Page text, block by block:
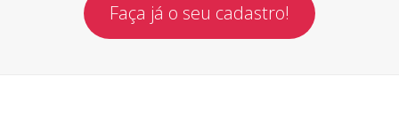
Faça já o seu cadastro!